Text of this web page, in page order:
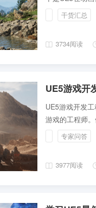
干货汇总
3734阅读
UE5游戏开
UE5游戏开发
游戏的工程师
时交互的3D游
专家问答
3977阅读